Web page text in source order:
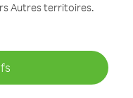
Autres territoires.